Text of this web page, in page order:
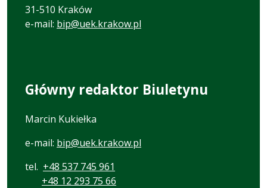
31-510 Kraków
e-mail: bip@uek.krakow.pl
Główny redaktor Biuletynu
Marcin Kukiełka
e-mail: bip@uek.krakow.pl
tel. +48 537 745 961
+48 12 293 75 66